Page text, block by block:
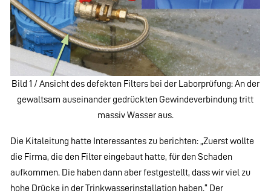
Bild 1 / Ansicht des defekten Filters bei der Laborprüfung: An der
gewaltsam auseinander gedrückten Gewindeverbindung tritt
massiv Wasser aus.
Die Kitaleitung hatte Interessantes zu berichten: „Zuerst wollte
die Firma, die den Filter eingebaut hatte, für den Schaden
aufkommen. Die haben dann aber festgestellt, dass wir viel zu
hohe Drücke in der Trinkwasserinstallation haben.“ Der